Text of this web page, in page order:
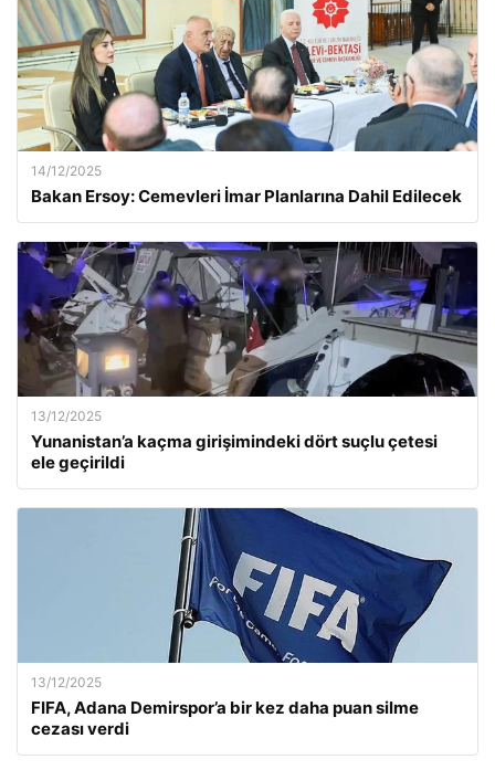
14/12/2025
Bakan Ersoy: Cemevleri İmar Planlarına Dahil Edilecek
13/12/2025
Yunanistan’a kaçma girişimindeki dört suçlu çetesi
ele geçirildi
13/12/2025
FIFA, Adana Demirspor’a bir kez daha puan silme
cezası verdi